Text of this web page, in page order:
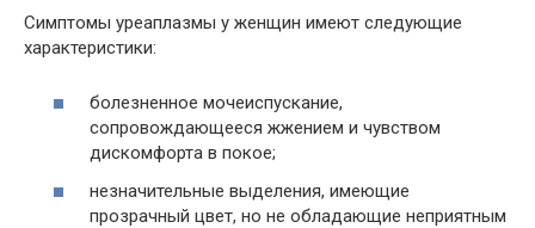
Симптомы уреаплазмы у женщин имеют следующие
характеристики:
болезненное мочеиспускание,
сопровождающееся жжением и чувством
дискомфорта в покое;
незначительные выделения, имеющие
прозрачный цвет, но не обладающие неприятным